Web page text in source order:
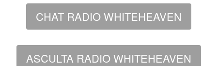
CHAT RADIO WHITEHEAVEN
ASCULTA RADIO WHITEHEAVEN